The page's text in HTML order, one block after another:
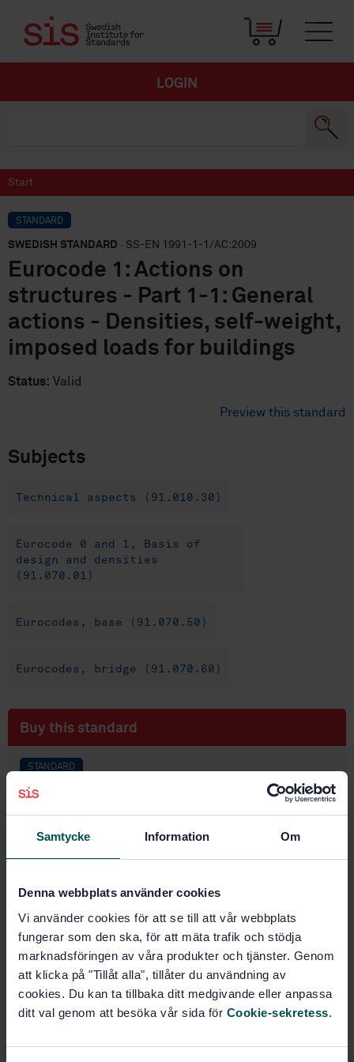
Samtycke Information Om
Denna webbplats använder cookies
Vi använder cookies för att se till att vår webbplats
fungerar som den ska, för att mäta trafik och stödja
marknadsföringen av våra produkter och tjänster. Genom
att klicka på "Tillåt alla", tillåter du användning av
cookies. Du kan ta tillbaka ditt medgivande eller anpassa
ditt val genom att besöka vår sida för Cookie-sekretess.
LOGIN
Start
STANDARD
SWEDISH STANDARD · SS-EN 1991-1-1/AC:2009
Eurocode 1: Actions on
structures - Part 1-1: General
actions - Densities, self-weight,
imposed loads for buildings
Status: Valid
Preview this standard
Subjects
Technical aspects (91.010.30)
Eurocode 0 and 1, Basis of
design and densities
(91.070.01)
Eurocodes, base (91.070.50)
Eurocodes, bridge (91.070.60)
Buy this standard
STANDARD
SWEDISH STANDARD · SS-EN 1991-1-1/AC:2009
buildings
Price:
PDF
Add to cart
Show more
Product information